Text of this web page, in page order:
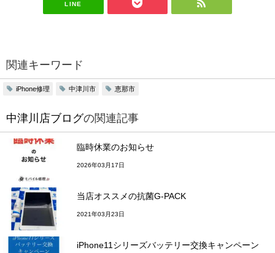
LINE
関連キーワード
iPhone修理 中津川市 恵那市
中津川店ブログの関連記事
臨時休業のお知らせ
2026年03月17日
当店オススメの抗菌G-PACK
2021年03月23日
iPhone11シリーズバッテリー交換キャンペーン